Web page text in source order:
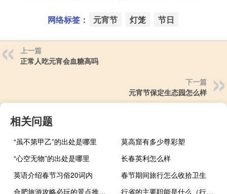
网络标签： 元宵节 灯笼 节日
上一篇
正常人吃元宵会血糖高吗
下一篇
元宵节保定生态园怎么样
相关问题
“虽不第甲乙”的出处是哪里
莫高窟有多少尊彩塑
“心空无物”的出处是哪里
长春英利怎么样
英语介绍春节习俗20词内
春节期间旅行怎么收拾卫生
合肥旅游攻略必玩的景点推荐（合肥旅游攻略必玩的景点）
行省的主要职能是什么（行省的主要职能）